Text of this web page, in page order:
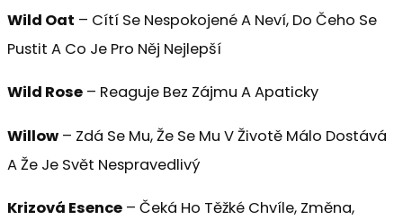
Wild Oat – Cítí Se Nespokojené A Neví, Do Čeho Se
Pustit A Co Je Pro Něj Nejlepší
Wild Rose – Reaguje Bez Zájmu A Apaticky
Willow – Zdá Se Mu, Že Se Mu V Životě Málo Dostává
A Že Je Svět Nespravedlivý
Krizová Esence – Čeká Ho Těžké Chvíle, Změna,